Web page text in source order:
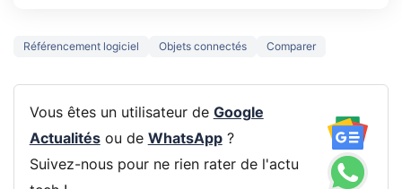
Référencement logiciel Objets connectés Comparer
Vous êtes un utilisateur de Google
Actualitésou de WhatsApp?
Suivez-nous pour ne rien rater de l'actu